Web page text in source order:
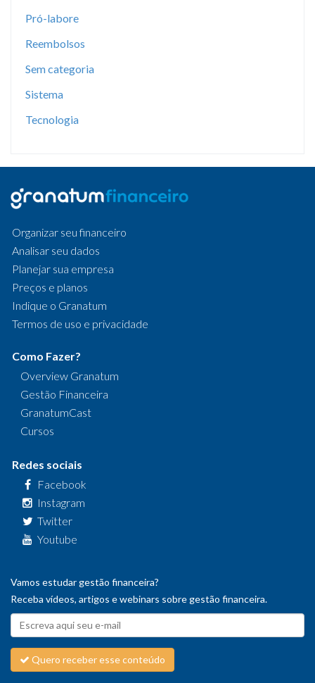
Pró-labore
Reembolsos
Sem categoria
Sistema
Tecnologia
Organizar seu financeiro
Analisar seu dados
Planejar sua empresa
Preços e planos
Indique o Granatum
Termos de uso e privacidade
Como Fazer?
Overview Granatum
Gestão Financeira
GranatumCast
Cursos
Redes sociais
Facebook
Instagram
Twitter
Youtube
Vamos estudar gestão financeira?
Receba vídeos, artigos e webinars sobre gestão financeira.
Quero receber esse conteúdo